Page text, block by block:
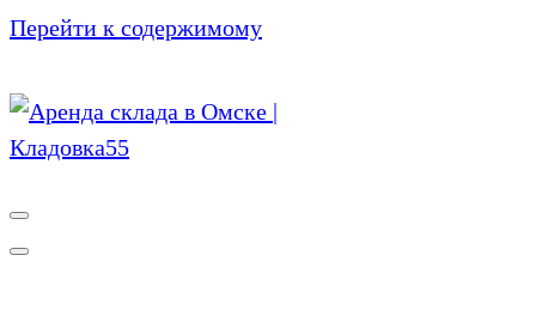
Перейти к содержимому